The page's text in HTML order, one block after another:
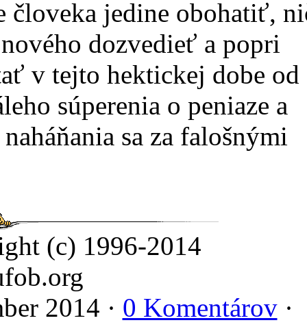
človeka jedine obohatiť,
dozvedieť a popri
v tejto hektickej dobe od
súperenia o peniaze a
sa za falošnými
(c) 1996-2014
2014 · 0 Komentárov·